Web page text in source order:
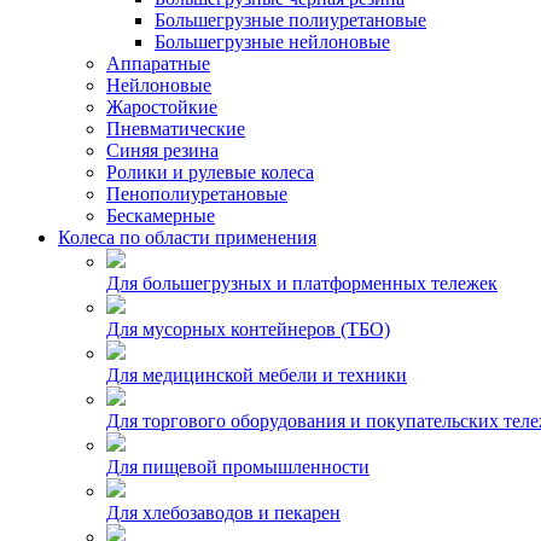
Большегрузные полиуретановые
Большегрузные нейлоновые
Аппаратные
Нейлоновые
Жаростойкие
Пневматические
Синяя резина
Ролики и рулевые колеса
Пенополиуретановые
Бескамерные
Колеса по области применения
Для большегрузных и платформенных тележек
Для мусорных контейнеров (ТБО)
Для медицинской мебели и техники
Для торгового оборудования и покупательских
Для пищевой промышленности
Для хлебозаводов и пекарен